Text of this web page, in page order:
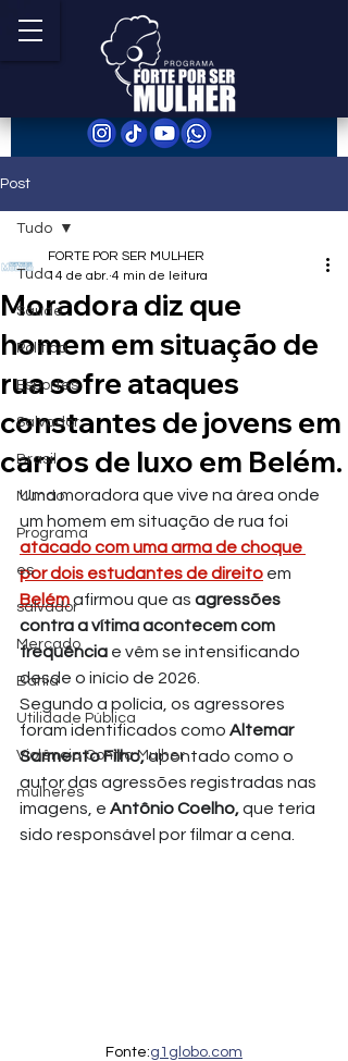
Post
Tudo
Saúde
Política
Esportes
Salvador
Brasil
Mundo
Programa
es
salvador
Mercado
Bahia
Utilidade Pública
Violência Contra Mulher
mulheres
Tudo
Moradora diz que
homem em situação de
rua sofre ataques
constantes de jovens em
carros de luxo em Belém.
FORTE POR SER MULHER
14 de abr. 4 min de leitura
Uma moradora que vive na área onde
um homem em situação de rua foi
atacado com uma arma de choque
por dois estudantes de direito em
Belém afirmou que as agressões
contra a vítima acontecem com
frequência e vêm se intensificando
desde o início de 2026.
Segundo a polícia, os agressores
foram identificados como Altemar
Sarmento Filho, apontado como o
autor das agressões registradas nas
imagens, e Antônio Coelho, que teria
sido responsável por filmar a cena.
Fonte:g1globo.com